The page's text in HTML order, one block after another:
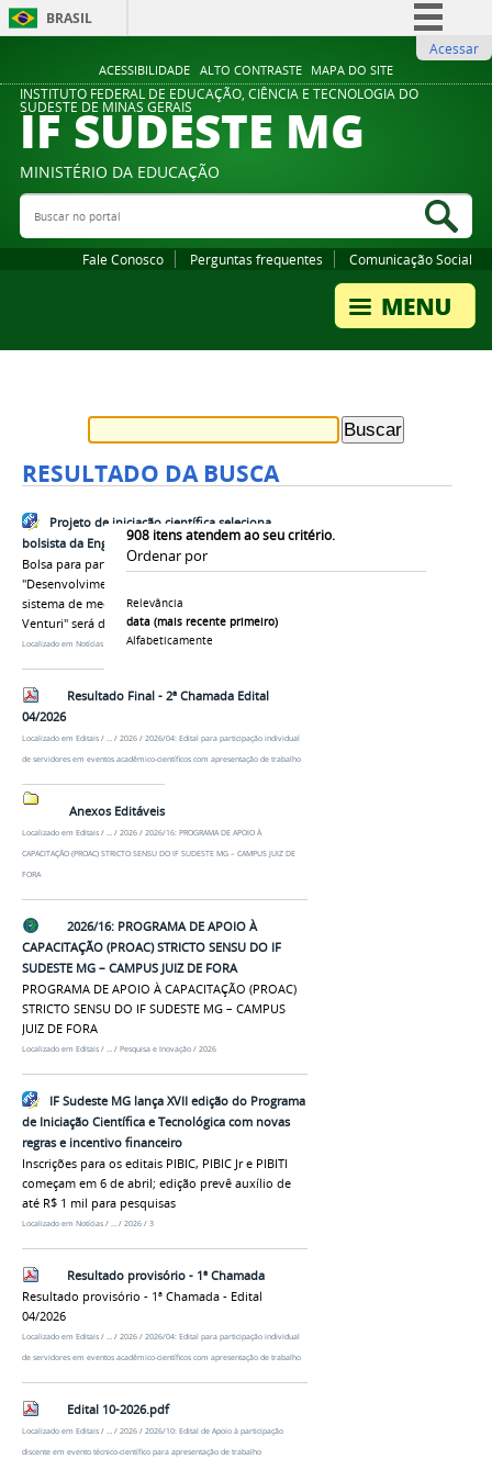
ACESSIBILIDADE ALTO CONTRASTE MAPA DO SITE
BRASIL
Comunica BR
Participe
Legislação
Acessar
INSTITUTO FEDERAL DE EDUCAÇÃO, CIÊNCIA E TECNOLOGIA DO
SUDESTE DE MINAS GERAIS
IF SUDESTE MG
MINISTÉRIO DA EDUCAÇÃO
Buscar no portal
Fale Conosco Perguntas frequentes Comunicação Social
RESULTADO DA BUSCA
908itens atendem ao seu critério.
Ordenar por
Relevância
data (mais recente primeiro)
Alfabeticamente
Projeto de iniciação científica seleciona
bolsista da Engenharia Ferroviária e Metroviária
Bolsa para participar do projeto
"Desenvolvimento, instrumentação e validação de
sistema de medição de vazão baseado em tubo
Venturi" será de R$700,00 mensais
Localizado em Notícias Santos Dumont
Resultado Final - 2ª Chamada Edital
04/2026
Localizado em Editais / / 2026 / 2026/04: Edital para participação individual
de servidores em eventos acadêmico-científicos com apresentação de trabalho
Anexos Editáveis
Localizado em Editais / / 2026 / 2026/16: PROGRAMA DE APOIO À
CAPACITAÇÃO (PROAC) STRICTO SENSU DO IF SUDESTE MG – CAMPUS JUIZ DE
FORA
2026/16: PROGRAMA DE APOIO À
CAPACITAÇÃO (PROAC) STRICTO SENSU DO IF
SUDESTE MG – CAMPUS JUIZ DE FORA
PROGRAMA DE APOIO À CAPACITAÇÃO (PROAC)
STRICTO SENSU DO IF SUDESTE MG – CAMPUS
JUIZ DE FORA
Localizado em Editais / … / Pesquisa e Inovação / 2026
IF Sudeste MG lança XVII edição do Programa
de Iniciação Científica e Tecnológica com novas
regras e incentivo financeiro
Inscrições para os editais PIBIC, PIBIC Jr e PIBITI
começam em 6 de abril; edição prevê auxílio de
até R$ 1 mil para pesquisas
Localizado em Notícias / … / 2026 / 3
Resultado provisório - 1ª Chamada
Resultado provisório - 1ª Chamada - Edital
04/2026
Localizado em Editais / … / 2026 / 2026/04: Edital para participação individual
de servidores em eventos acadêmico-científicos com apresentação de trabalho
Edital 10-2026.pdf
Localizado em Editais / … / 2026 / 2026/10: Edital de Apoio à participação
discente em evento técnico-científico para apresentação de trabalho